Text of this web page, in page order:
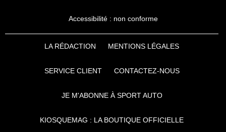
Accessibilité : non conforme
LA RÉDACTION MENTIONS LÉGALES
SERVICE CLIENT CONTACTEZ-NOUS
JE M'ABONNE À SPORT AUTO
KIOSQUEMAG : LA BOUTIQUE OFFICIELLE